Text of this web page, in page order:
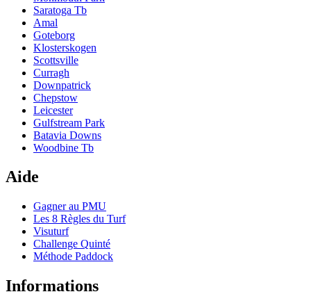
Saratoga Tb
Amal
Goteborg
Klosterskogen
Scottsville
Curragh
Downpatrick
Chepstow
Leicester
Gulfstream Park
Batavia Downs
Woodbine Tb
Aide
Gagner au PMU
Les 8 Règles du Turf
Visuturf
Challenge Quinté
Méthode Paddock
Informations